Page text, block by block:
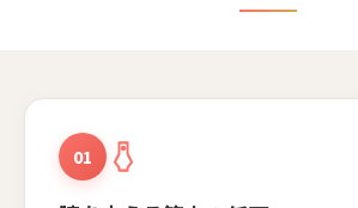
01